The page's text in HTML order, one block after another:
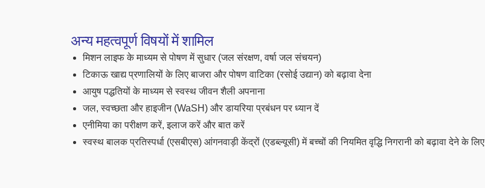
अन्य महत्वपूर्ण विषयों में शामिल
मिशन लाइफ के माध्यम से पोषण में सुधार (जल संरक्षण, वर्षा जल संचयन)
टिकाऊ खाद्य प्रणालियों के लिए बाजरा और पोषण वाटिका (रसोई उद्यान) को बढ़ावा देना
आयुष पद्धतियों के माध्यम से स्वस्थ जीवन शैली अपनाना
जल, स्वच्छता और हाइजीन (WaSH) और डायरिया प्रबंधन पर ध्यान दें
एनीमिया का परीक्षण करें, इलाज करें और बात करें
स्वस्थ बालक प्रतिस्पर्धा (एसबीएस) आंगनवाड़ी केंद्रों (एडब्ल्यूसी) में बच्चों की नियमित वृद्धि निगरानी को बढ़ावा देने के लिए